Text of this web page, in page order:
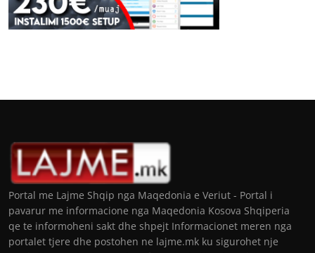
Portal me Lajme Shqip nga Maqedonia e Veriut - Portal i
pavarur me informacione nga Maqedonia Kosova Shqiperia
qe te informoheni sakt dhe shpejt Informacionet meren nga
portalet tjere dhe postohen ne lajme.mk ku sigurohet nje